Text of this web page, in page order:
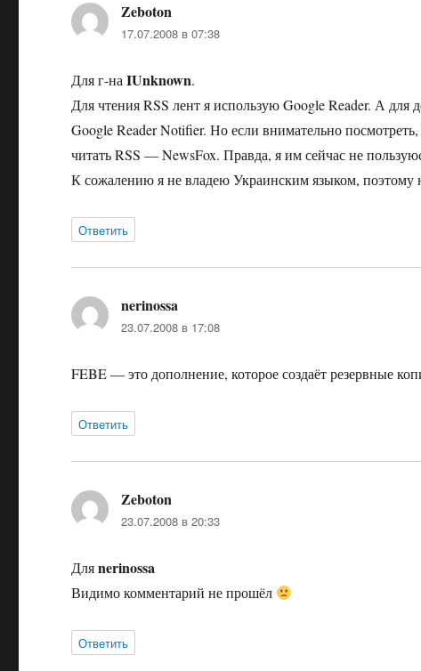
Zeboton
17.07.2008 в 07:38
Для г-наIUnknown.
Для чтения RSS лент я использую Google Reader. А
Google Reader Notifier. Но если внимательно
читать RSS — NewsFox. Правда, я им сейчас не
К сожалению я не владею Украинским языком,
Ответить
nerinossa
23.07.2008 в 17:08
FEBE — это дополнение, которое создаёт резервные
Ответить
Zeboton
23.07.2008 в 20:33
Дляnerinossa
Видимо комментарий не прошёл
Ответить